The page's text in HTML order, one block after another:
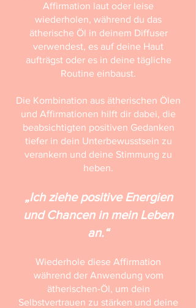
Affirmation laut oder leise
wiederholen, während du das
ätherische Öl in deinem Diffuser
verwendest, es auf deine Haut
aufträgst oder es in deine tägliche
Routine einbaust.
Die Kombination aus ätherischen Ölen
und Affirmationen hilft dir dabei, die
beabsichtigten positiven Gedanken
tiefer in dein Unterbewusstsein zu
verankern und deine Stimmung zu
heben.
„Ich ziehe positive Energien
und Chancen in mein Leben
an.“
Wiederhole diese Affirmation
während der Anwendung vom
ätherischen-Öl, um dein
Selbstvertrauen zu stärken und deine